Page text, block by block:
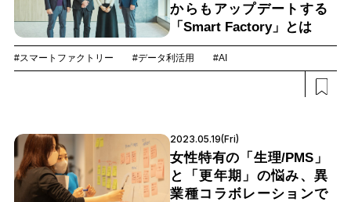
からもアップデートする
「Smart Factory」とは
#スマートファクトリー #データ利活用 #AI
2023.05.19(Fri)
女性特有の「生理/PMS」
と「更年期」の悩み、異
業種コラボレーションで